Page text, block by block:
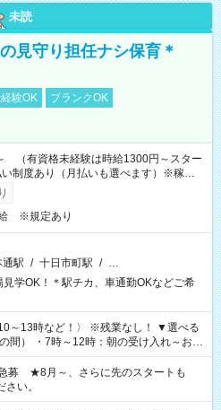
未読
見守り担任ナシ保育＊
験OK
ブランクOK
（有資格未経験は時給1300円～スター
制度あり（月払いも選べます）※稼働開
のお支払いとなります★フルタイムでき
※規定あり
通駅 / 十日市町駅 / …
学OK！＊駅チカ、車通勤OKなどご希
13時など！〉 ※残業なし！ ▼選べる
間） ・7時～12時：朝の受け入れ～お昼
園児の見守り～お昼の補助 ・9時～16
の成長を見守る ・15時～20時：夜のお
★8月～、さらに先のスタートも
い。